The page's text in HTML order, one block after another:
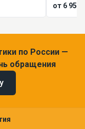
от 6 955
по России —
обращения